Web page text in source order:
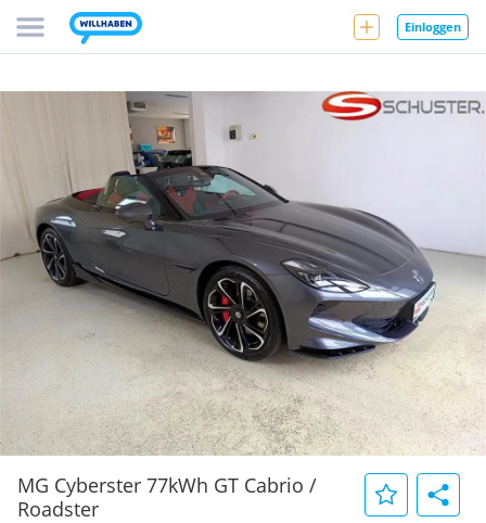
Einloggen
MG Cyberster 77kWh GT Cabrio /
Roadster